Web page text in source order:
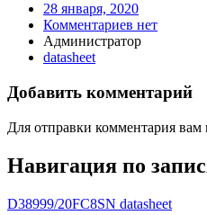
28 января, 2020
Комментариев нет
Администратор
datasheet
Добавить комментарий
Для отправки комментария вам
Навигация по
D38999/20FC8SN datasheet